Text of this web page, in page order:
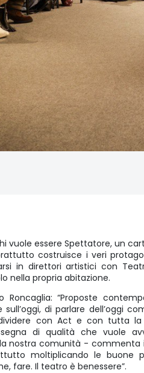
vuole essere Spettatore, un
costruisce i veri
in direttori artistici con
nella propria abitazione.
Roncaglia: “Proposte
di parlare dell’oggi
con Act e con tutta
di qualità che vuole
nostra comunità - commenta
moltiplicando le buone
fare. Il teatro è benessere”.